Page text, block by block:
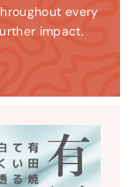
every
impact.